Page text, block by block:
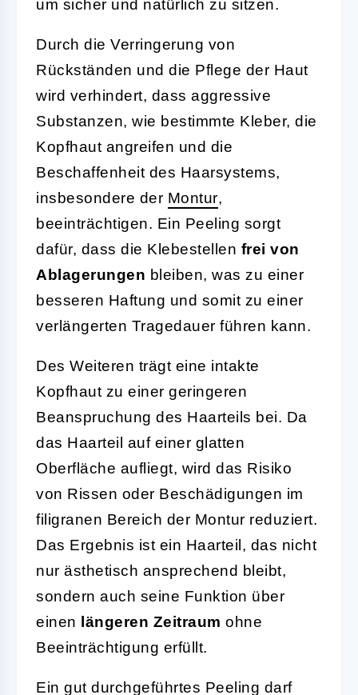
um sicher und natürlich zu sitzen.
Durch die Verringerung von
Rückständen und die Pflege der Haut
wird verhindert, dass aggressive
Substanzen, wie bestimmte Kleber, die
Kopfhaut angreifen und die
Beschaffenheit des Haarsystems,
insbesondere der Montur,
beeinträchtigen. Ein Peeling sorgt
dafür, dass die Klebestellen frei von
Ablagerungen bleiben, was zu einer
besseren Haftung und somit zu einer
verlängerten Tragedauer führen kann.
Des Weiteren trägt eine intakte
Kopfhaut zu einer geringeren
Beanspruchung des Haarteils bei. Da
das Haarteil auf einer glatten
Oberfläche aufliegt, wird das Risiko
von Rissen oder Beschädigungen im
filigranen Bereich der Montur reduziert.
Das Ergebnis ist ein Haarteil, das nicht
nur ästhetisch ansprechend bleibt,
sondern auch seine Funktion über
einen
längeren Zeitraum ohne
Beeinträchtigung erfüllt.
Ein gut durchgeführtes Peeling darf